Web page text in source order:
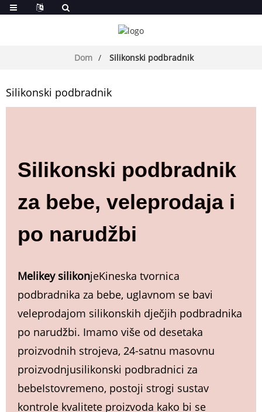
Dom Silikonski podbradnik
Silikonski podbradnik
Silikonski podbradnik
za bebe, veleprodaja i
po narudžbi
Melikey silikonjeKineska tvornica
podbradnika za bebe, uglavnom se bavi
veleprodajom silikonskih dječjih podbradnika
po narudžbi. Imamo više od desetaka
proizvodnih strojeva, 24-satnu masovnu
proizvodnjusilikonski podbradnici za
bebeIstovremeno, postoji strogi sustav
kontrole kvalitete proizvoda kako bi se